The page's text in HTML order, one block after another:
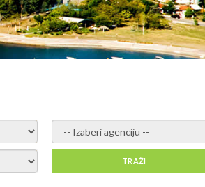
- izaberi agenciju -
TRAŽI